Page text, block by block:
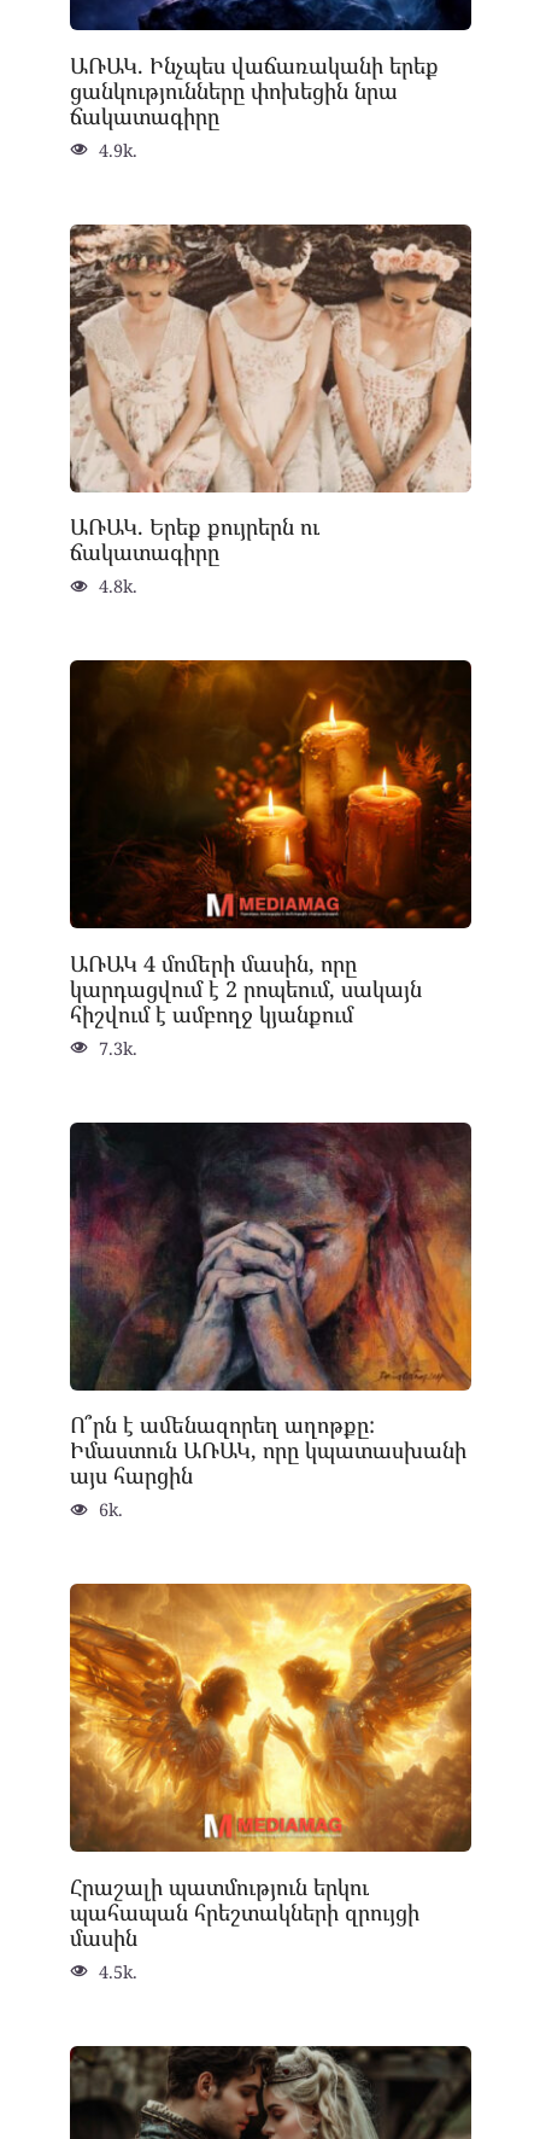
ԱՌԱԿ. Ինչպես վաճառականի երեք
ցանկությունները փոխեցին նրա
ճակատագիրը
4.9k.
ԱՌԱԿ. Երեք քույրերն ու
ճակատագիրը
4.8k.
ԱՌԱԿ 4 մոմերի մասին, որը
կարդացվում է 2 րոպեում, սակայն
հիշվում է ամբողջ կյանքում
7.3k.
Ո՞րն է ամենազորեղ աղոթքը:
Իմաստուն ԱՌԱԿ, որը կպատասխանի
այս հարցին
6k.
Հրաշալի պատմություն երկու
պահապան հրեշտակների զրույցի
մասին
4.5k.